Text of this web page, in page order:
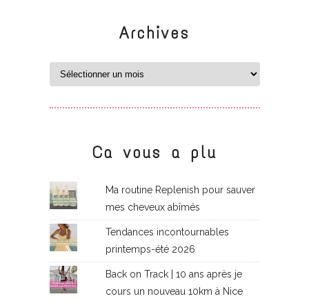
Archives
Ca vous a plu
Ma routine Replenish pour sauver
mes cheveux abîmés
Tendances incontournables
printemps-été 2026
Back on Track | 10 ans après je
cours un nouveau 10km à Nice